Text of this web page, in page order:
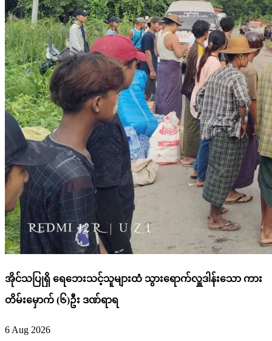
အိုင်သပြုရှိ ရေဘေးသင့်သူများထံ သွားရောက်လှူဒါန်းသော ကား
တိမ်းမှောက် (၆)ဦး ဒဏ်ရာရ
6 Aug 2026